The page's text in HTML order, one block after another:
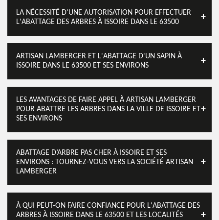
LA NÉCESSITÉ D'UNE AUTORISATION POUR EFFECTUER
L'ABATTAGE DES ARBRES À ISSOIRE DANS LE 63500
ARTISAN LAMBERGER ET L'ABATTAGE D'UN SAPIN À
ISSOIRE DANS LE 63500 ET SES ENVIRONS
LES AVANTAGES DE FAIRE APPEL À ARTISAN LAMBERGER
POUR ABATTRE LES ARBRES DANS LA VILLE DE ISSOIRE ET
SES ENVIRONS
ABATTAGE D’ARBRE PAS CHER À ISSOIRE ET SES
ENVIRONS : TOURNEZ-VOUS VERS LA SOCIÉTÉ ARTISAN
LAMBERGER
À QUI PEUT-ON FAIRE CONFIANCE POUR L'ABATTAGE DES
ARBRES À ISSOIRE DANS LE 63500 ET LES LOCALITÉS